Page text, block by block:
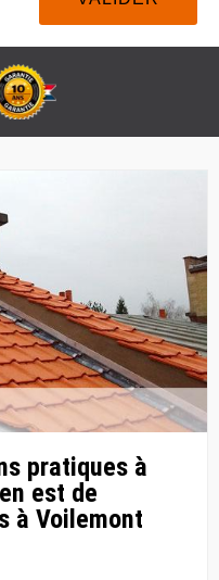
pratiques à
est de
à Voilemont